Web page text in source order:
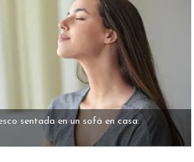
sentada en un sofá en casa.